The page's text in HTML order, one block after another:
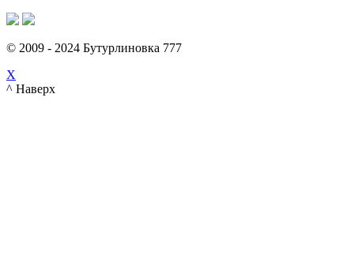
© 2009 - 2024 Бутурлиновка 777
X
^ Наверх